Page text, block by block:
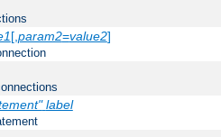
[,param2=value2]
label